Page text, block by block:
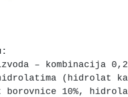
– kombinacija
(hidrolat
borovnice 10%,